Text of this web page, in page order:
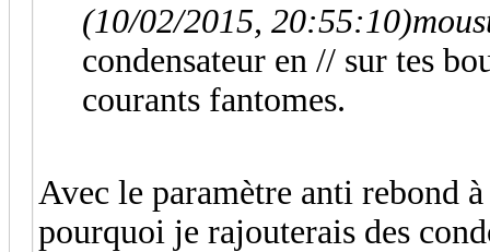
(10/02/2015, 20:55:10)
condensateur en // sur tes
courants fantomes.
Avec le paramètre anti rebond
pourquoi je rajouterais des